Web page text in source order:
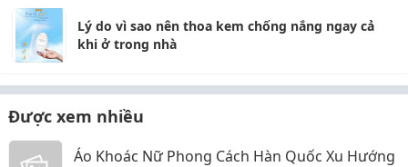
Lý do vì sao nên thoa kem chống nắng ngay cả
khi ở trong nhà
Được xem nhiều
Áo Khoác Nữ Phong Cách Hàn Quốc Xu Hướng